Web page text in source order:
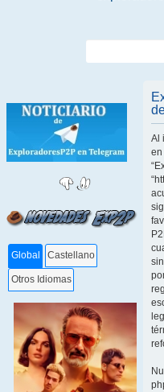
Global Castellano
Otros Idiomas
Al
en